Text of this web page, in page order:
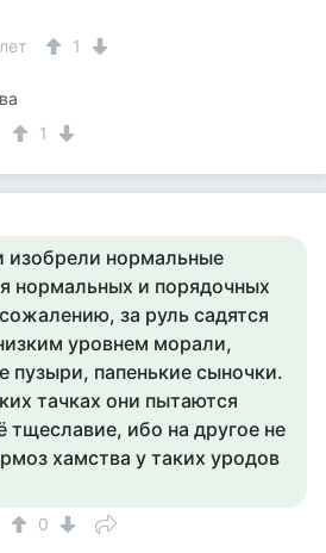
1
1
изобрели нормальные
нормальных и порядочных
за руль садятся
уровнем морали,
пузыри, папенькие сыночки.
тачках они пытаются
тщеславие, ибо на другое не
хамства у таких уродов
0